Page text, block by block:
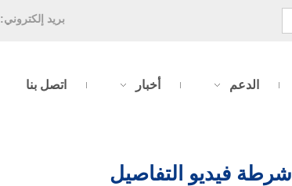
بريد إلكتروني:
الدعم أخبار اتصل بنا
أشرطة فيديو التفاصيل